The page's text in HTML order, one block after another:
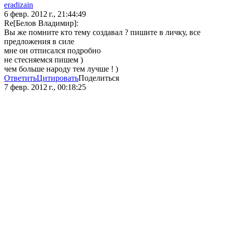
eradizain
6 февр. 2012 г., 21:44:49
Re[Белов Владимир]:
Вы же помните кто тему создавал ? пишите в личку, все
предложения в силе
мне он отписался подробно
не стесняемся пишем )
чем больше народу тем лучше ! )
ОтветитьЦитироватьПоделиться
7 февр. 2012 г., 00:18:25